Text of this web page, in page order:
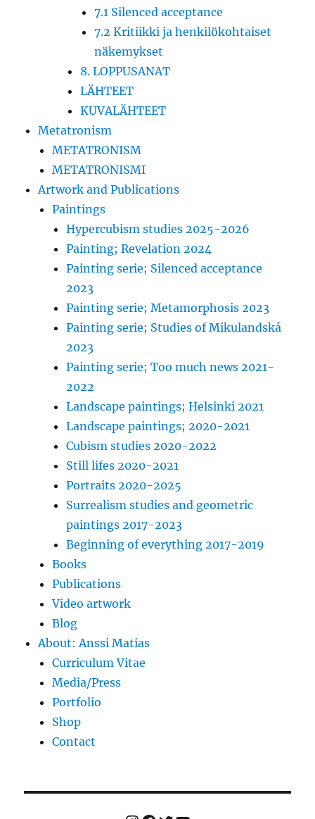
7.1 Silenced acceptance
7.2 Kritiikki ja henkilökohtaiset
näkemykset
8. LOPPUSANAT
LÄHTEET
KUVALÄHTEET
Metatronism
METATRONISM
METATRONISMI
Artwork and Publications
Paintings
Hypercubism studies 2025-2026
Painting; Revelation 2024
Painting serie; Silenced acceptance
2023
Painting serie; Metamorphosis 2023
Painting serie; Studies of Mikulandská
2023
Painting serie; Too much news 2021-
2022
Landscape paintings; Helsinki 2021
Landscape paintings; 2020-2021
Cubism studies 2020-2022
Still lifes 2020-2021
Portraits 2020-2025
Surrealism studies and geometric
paintings 2017-2023
Beginning of everything 2017-2019
Books
Publications
Video artwork
Blog
About: Anssi Matias
Curriculum Vitae
Media/Press
Portfolio
Shop
Contact